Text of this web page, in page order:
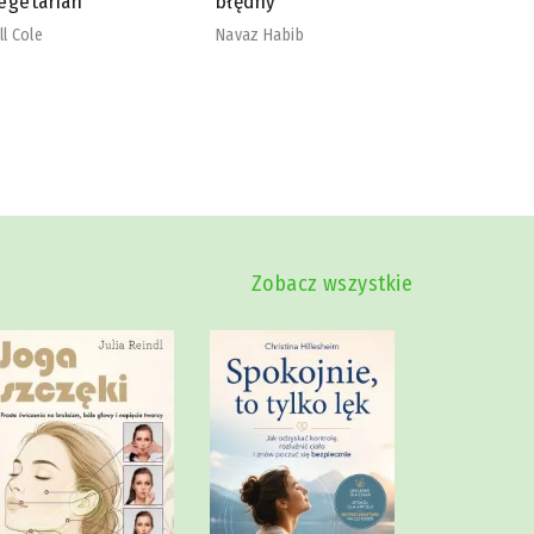
Habib
Zobacz wszystkie